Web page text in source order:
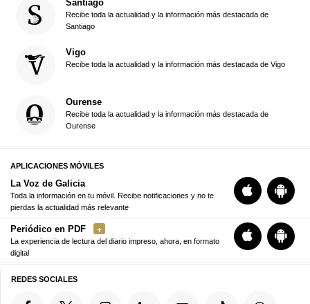
Santiago
Recibe toda la actualidad y la información más destacada de
Santiago
Vigo
Recibe toda la actualidad y la información más destacada de Vigo
Ourense
Recibe toda la actualidad y la información más destacada de
Ourense
APLICACIONES MÓVILES
La Voz de Galicia
Toda la información en tu móvil. Recibe notificaciones y no te
pierdas la actualidad más relevante
Periódico en PDF
La experiencia de lectura del diario impreso, ahora, en formato
digital
REDES SOCIALES